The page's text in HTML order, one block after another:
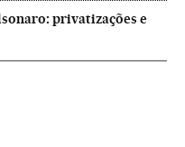
privatizações e